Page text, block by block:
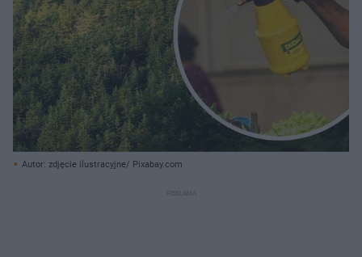
Autor: zdjęcie ilustracyjne/ Pixabay.com